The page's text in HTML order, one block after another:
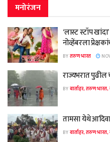
मनोरंजन
‘लास्ट स्टॉप
नोव्हेंबरला
BYतरुण भारत
राज्यभरात पुढील
BYवार्ताहर, तरुण भारत,
तामसा येथे
BYवार्ताहर, तरुण भारत,